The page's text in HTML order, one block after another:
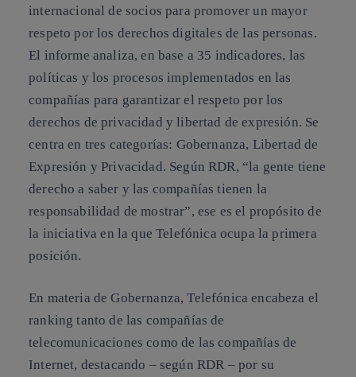
internacional de socios para promover un mayor
respeto por los derechos digitales de las personas.
El informe analiza, en base a 35 indicadores, las
políticas y los procesos implementados en las
compañías para garantizar el respeto por los
derechos de privacidad y libertad de expresión. Se
centra en tres categorías: Gobernanza, Libertad de
Expresión y Privacidad. Según RDR, “la gente tiene
derecho a saber y las compañías tienen la
responsabilidad de mostrar”, ese es el propósito de
la iniciativa en la que Telefónica ocupa la primera
posición.
En materia deGobernanza, Telefónica encabeza el
ranking tanto de las compañías de
telecomunicaciones como de las compañías de
Internet, destacando – según RDR – por su